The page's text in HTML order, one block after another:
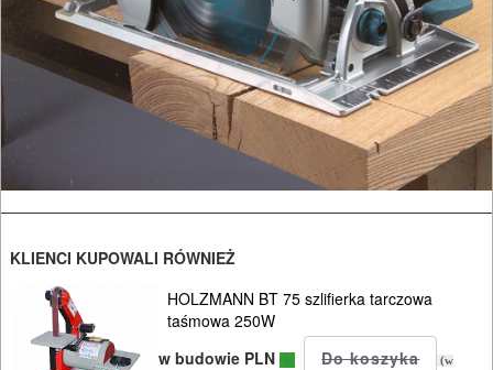
OGRODNICZE
NARZĘDZIA
PILARKI-
KOSIARKI-
KOSY
MYJKI
KLIENCI KUPOWALI RÓWNIEŻ
HOLZMANN BT 75 szlifierka tarczowa
taśmowa 250W
w budowie PLN
(w